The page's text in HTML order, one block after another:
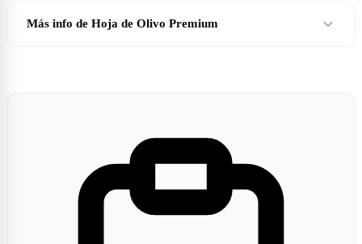
Más info de Hoja de Olivo Premium